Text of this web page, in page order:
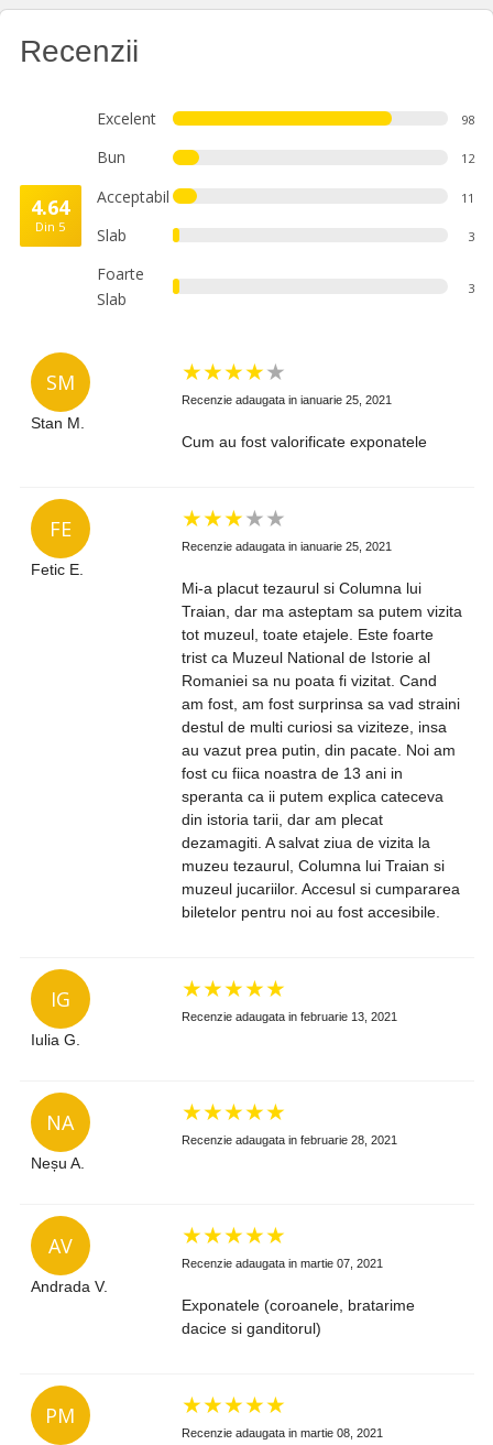
Recenzii
4.64
Din 5
Excelent 98
Bun 12
Acceptabil 11
Slab 3
Foarte
Slab
3
SM
Stan M.
★★★★★
Recenzie adaugata in ianuarie 25, 2021
Cum au fost valorificate exponatele
FE
Fetic E.
★★★★★
Recenzie adaugata in ianuarie 25, 2021
Mi-a placut tezaurul si Columna lui
Traian, dar ma asteptam sa putem vizita
tot muzeul, toate etajele. Este foarte
trist ca Muzeul National de Istorie al
Romaniei sa nu poata fi vizitat. Cand
am fost, am fost surprinsa sa vad straini
destul de multi curiosi sa viziteze, insa
au vazut prea putin, din pacate. Noi am
fost cu fiica noastra de 13 ani in
speranta ca ii putem explica cateceva
din istoria tarii, dar am plecat
dezamagiti. A salvat ziua de vizita la
muzeu tezaurul, Columna lui Traian si
muzeul jucariilor. Accesul si cumpararea
biletelor pentru noi au fost accesibile.
IG
Iulia G.
★★★★★
Recenzie adaugata in februarie 13, 2021
NA
Neșu A.
★★★★★
Recenzie adaugata in februarie 28, 2021
AV
Andrada V.
★★★★★
Recenzie adaugata in martie 07, 2021
Exponatele (coroanele, bratarime
dacice si ganditorul)
PM ★★★★★
Recenzie adaugata in martie 08, 2021